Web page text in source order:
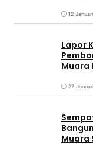
12
Lapor
Muara
27
Muara